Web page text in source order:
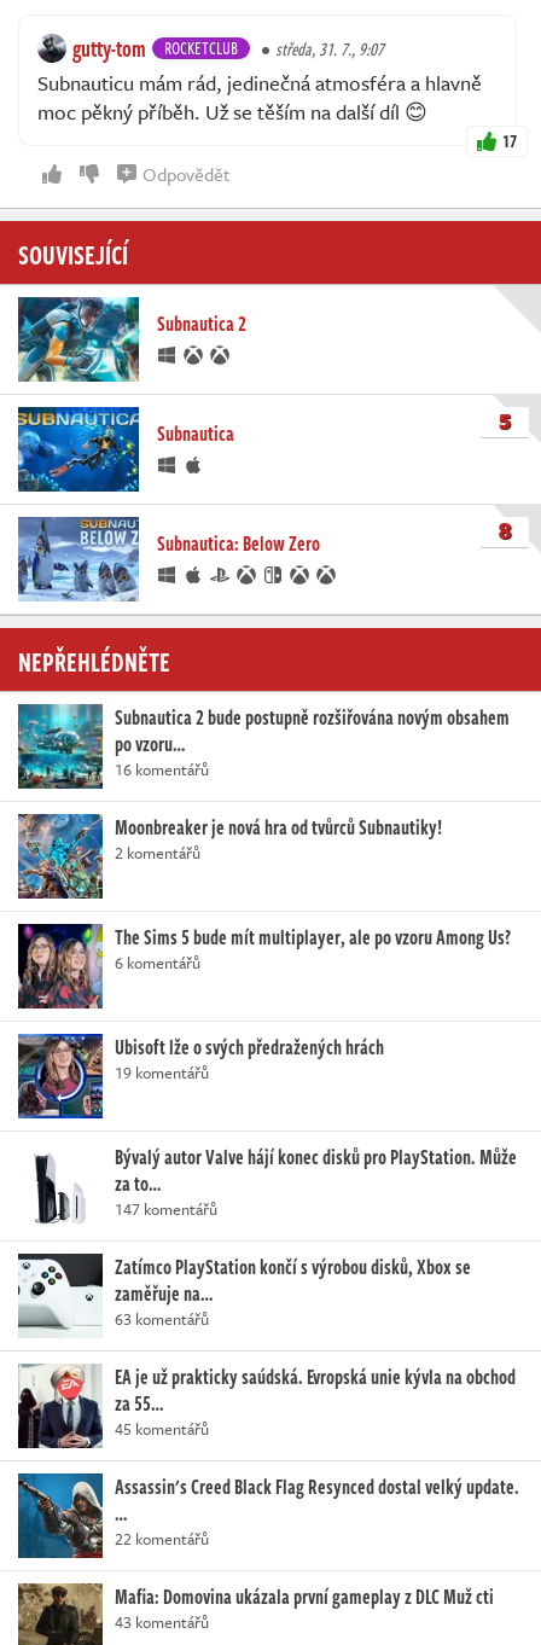
gutty-tom ROCKETCLUB středa, 31. 7., 9:07
Subnauticu mám rád, jedinečná atmosféra a hlavně
moc pěkný příběh. Už se těším na další díl 😊
17
Odpovědět
SOUVISEJÍCÍ
Subnautica 2
Subnautica 5
Subnautica: Below Zero 8
NEPŘEHLÉDNĚTE
Subnautica 2 bude postupně rozšiřována novým obsahem
po vzoru…
16 komentářů
Moonbreaker je nová hra od tvůrců Subnautiky!
2 komentářů
The Sims 5 bude mít multiplayer, ale po vzoru Among Us?
6 komentářů
Ubisoft lže o svých předražených hrách
19 komentářů
Bývalý autor Valve hájí konec disků pro PlayStation. Může
za to…
147 komentářů
Zatímco PlayStation končí s výrobou disků, Xbox se
zaměřuje na…
63 komentářů
EA je už prakticky saúdská. Evropská unie kývla na obchod
za 55…
45 komentářů
Assassin's Creed Black Flag Resynced dostal velký update.
…
22 komentářů
Mafia: Domovina ukázala první gameplay z DLC Muž cti
43 komentářů